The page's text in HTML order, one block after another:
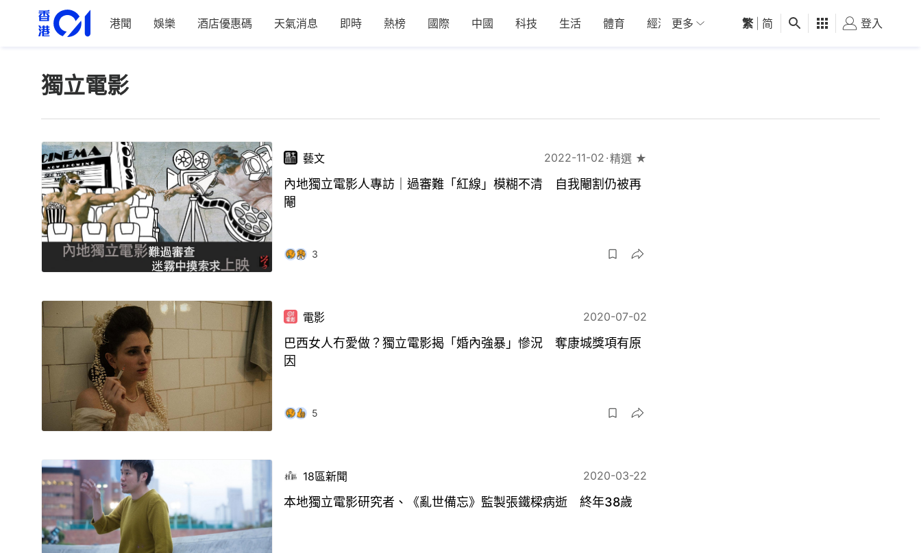
港聞 娛樂 酒店優惠碼 天氣消息 即時 熱榜 國際 中國 科技 生活 體育 經濟 01深圳 觀點 健康 好食玩飛
更多 繁 简 登入
獨立電影
藝文 2022-11-02 精選 ★
內地獨立電影人專訪｜過審難「紅線」模糊不清 自我閹割仍被再
閹
3
電影 2020-07-02
巴西女人冇愛做？獨立電影揭「婚內強暴」慘況 奪康城獎項有原
因
5
18區新聞 2020-03-22
本地獨立電影研究者、《亂世備忘》監製張鐵樑病逝 終年38歲